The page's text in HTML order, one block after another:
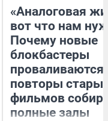
«Аналоговая
вот что нам
Почему новые
блокбастеры
повторы
фильмов
полные залы